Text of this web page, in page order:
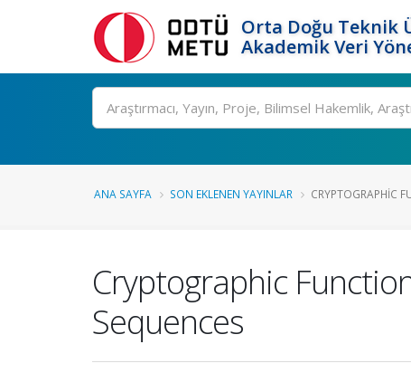
Orta Doğu Teknik
Akademik Veri
Ara
ANA SAYFA SON EKLENEN YAYINLAR CRYPTOGRAPHIC
Cryptographic
Sequences